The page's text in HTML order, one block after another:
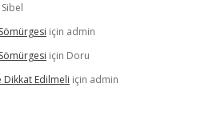
Sibel
için admin
için Doru
Dikkat Edilmeli için admin